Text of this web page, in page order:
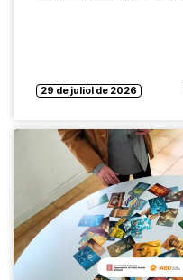
29 de juliol de 2026